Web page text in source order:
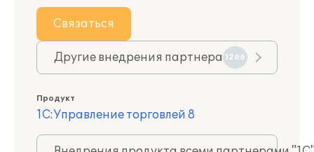
Связаться
Другие внедрения партнера 1266
Продукт
1С:Управление торговлей 8